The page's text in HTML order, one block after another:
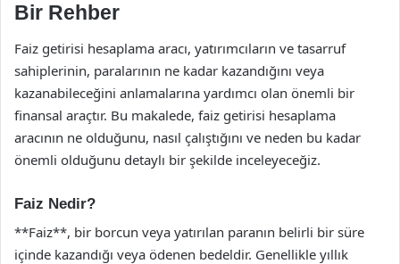
Bir Rehber
Faiz getirisi hesaplama aracı, yatırımcıların ve tasarruf
sahiplerinin, paralarının ne kadar kazandığını veya
kazanabileceğini anlamalarına yardımcı olan önemli bir
finansal araçtır. Bu makalede, faiz getirisi hesaplama
aracının ne olduğunu, nasıl çalıştığını ve neden bu kadar
önemli olduğunu detaylı bir şekilde inceleyeceğiz.
Faiz Nedir?
**Faiz**, bir borcun veya yatırılan paranın belirli bir süre
içinde kazandığı veya ödenen bedeldir. Genellikle yıllık